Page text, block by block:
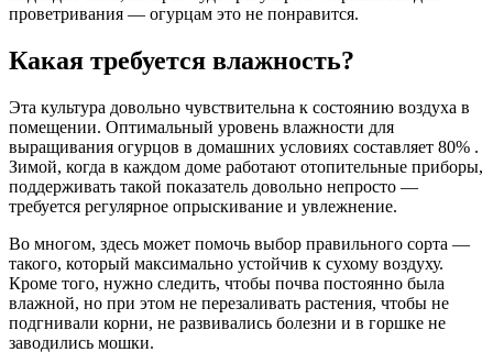
проветривания — огурцам это не понравится.
Какая требуется влажность?
Эта культура довольно чувствительна к состоянию воздуха в
помещении. Оптимальный уровень влажности для
выращивания огурцов в домашних условиях составляет 80% .
Зимой, когда в каждом доме работают отопительные приборы,
поддерживать такой показатель довольно непросто —
требуется регулярное опрыскивание и увлежнение.
Во многом, здесь может помочь выбор правильного сорта —
такого, который максимально устойчив к сухому воздуху.
Кроме того, нужно следить, чтобы почва постоянно была
влажной, но при этом не перезаливать растения, чтобы не
подгнивали корни, не развивались болезни и в горшке не
заводились мошки.